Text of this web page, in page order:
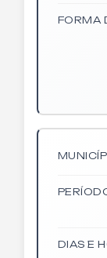
FORMA
DIAS E